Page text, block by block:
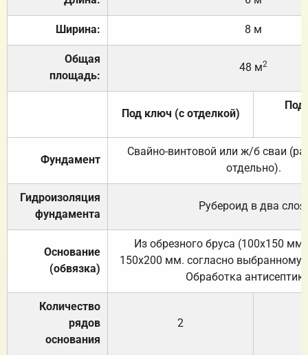
Ширина: 8 м
Общая
площадь:
48 м2
Под ключ (с отделкой)
Под
Фундамент
Свайно-винтовой или ж/б сваи
отдельно).
Гидроизоляция
фундамента
Рубероид в два слоя.
Основание
(обвязка)
Из обрезного бруса (100х150
150х200 мм. согласно выбранному
Обработка
Количество
рядов
основания
2